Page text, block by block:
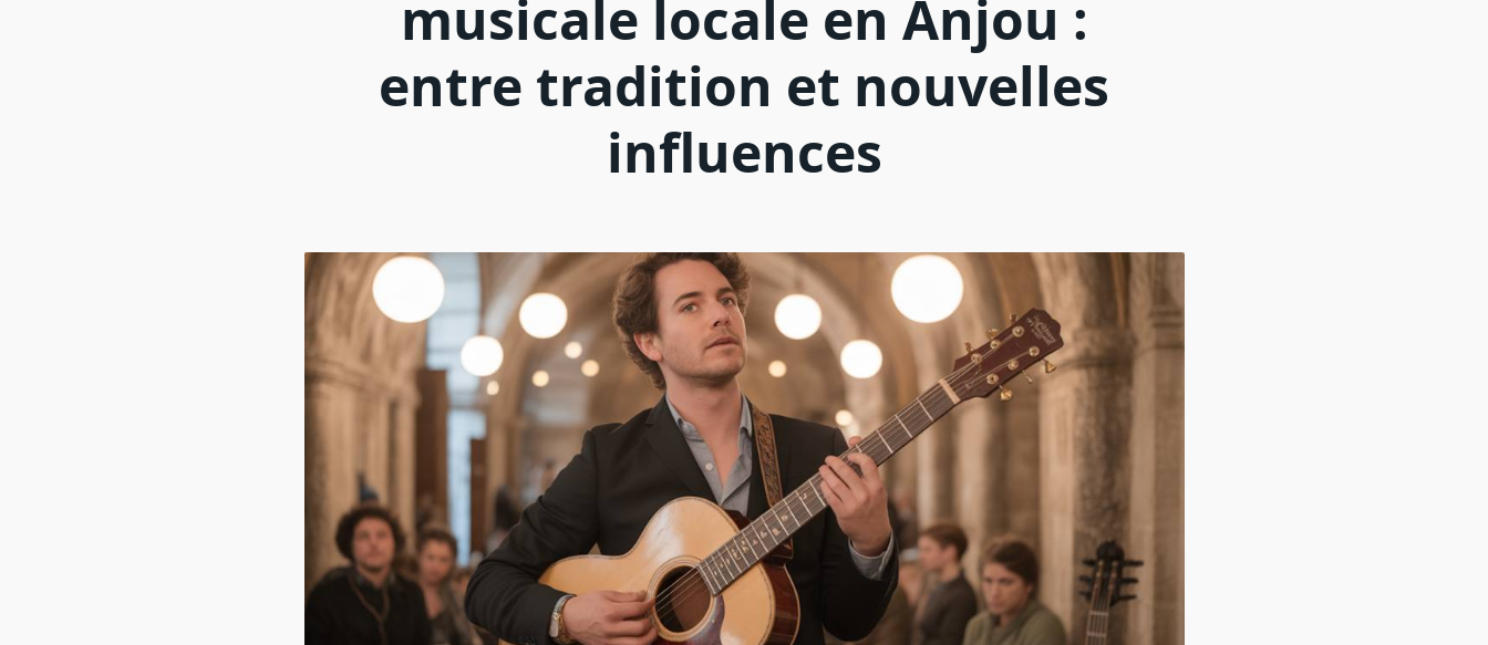
musicale locale en Anjou :
entre tradition et nouvelles
influences